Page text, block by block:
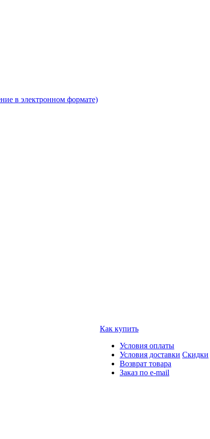
в электронном формате)
Как купить
Условия оплаты
Условия доставки
Возврат товара
Заказ по e-mail
Скидки